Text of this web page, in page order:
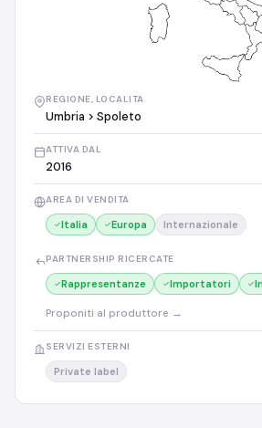
REGIONE, LOCALITA
Umbria > Spoleto
ATTIVA DAL
2016
AREA DI VENDITA
Italia Europa Internazionale
PARTNERSHIP RICERCATE
Rappresentanze Importatori
Proponiti al produttore →
SERVIZI ESTERNI
Private label